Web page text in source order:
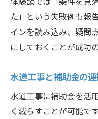
た」という失敗例も報
インを読み込み、疑問
にしておくことが成功
水道工事と補助金の
水道工事に補助金を活
く減らすことが可能で